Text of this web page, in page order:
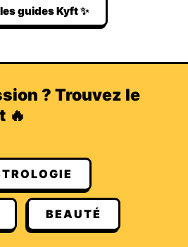
guides Kyft ✨
? Trouvez le
🔥
BEAUTÉ